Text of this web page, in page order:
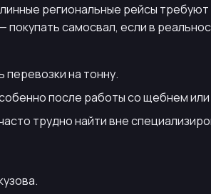
региональные рейсы
самосвал, если в
на тонну.
после работы со щебнем
трудно найти вне